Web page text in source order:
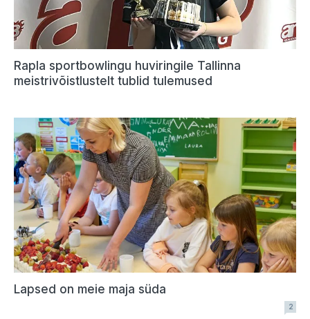
Rapla sportbowlingu huviringile Tallinna
meistrivõistlustelt tublid tulemused
Lapsed on meie maja süda
2